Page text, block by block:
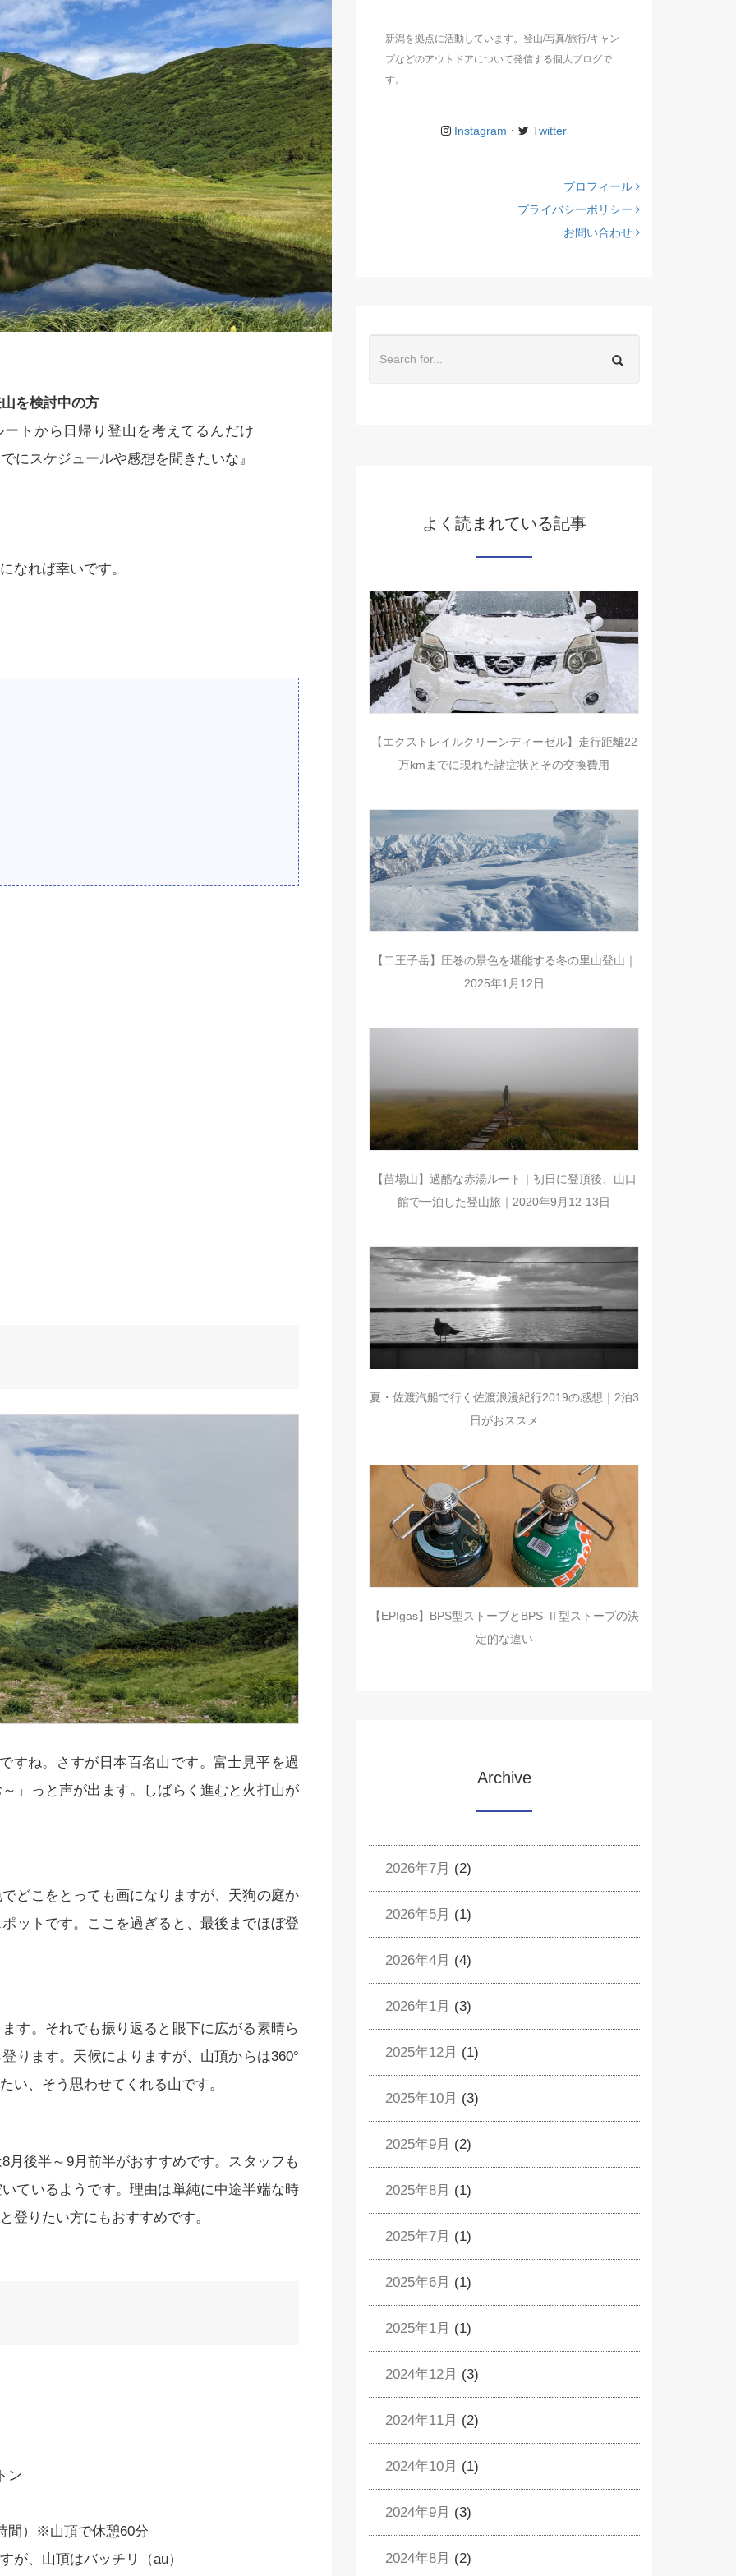
を検討中の方
ートから日帰り登山を考えてるんだけ
にスケジュールや感想を聞きたいな』
なれば幸いです。
すね。さすが日本百名山です。富士見平を過
」っと声が出ます。しばらく進むと火打山が
どこをとっても画になりますが、天狗の庭か
ットです。ここを過ぎると、最後までほぼ登
す。それでも振り返ると眼下に広がる素晴ら
ります。天候によりますが、山頂からは360°
い、そう思わせてくれる山です。
月後半～9月前半がおすすめです。スタッフも
ているようです。理由は単純に中途半端な時
登りたい方にもおすすめです。
ン
間）※山頂で休憩60分
が、山頂はバッチリ（au）
新潟を拠点に活動しています。登山/写真/旅行/キャン
プなどのアウトドアについて発信する個人ブログで
す。
Instagram ・ Twitter
プロフィール
プライバシーポリシー
お問い合わせ
よく読まれている記事
【エクストレイルクリーンディーゼル】走行距離22
万kmまでに現れた諸症状とその交換費用
【二王子岳】圧巻の景色を堪能する冬の里山登山｜
2025年1月12日
【苗場山】過酷な赤湯ルート｜初日に登頂後、山口
館で一泊した登山旅｜2020年9月12-13日
夏・佐渡汽船で行く佐渡浪漫紀行2019の感想｜2泊3
日がおススメ
【EPIgas】BPS型ストーブとBPS-Ⅱ型ストーブの決
定的な違い
Archive
2026年7月 (2)
2026年5月 (1)
2026年4月 (4)
2026年1月 (3)
2025年12月 (1)
2025年10月 (3)
2025年9月 (2)
2025年8月 (1)
2025年7月 (1)
2025年6月 (1)
2025年1月 (1)
2024年12月 (3)
2024年11月 (2)
2024年10月 (1)
2024年9月 (3)
2024年8月 (2)